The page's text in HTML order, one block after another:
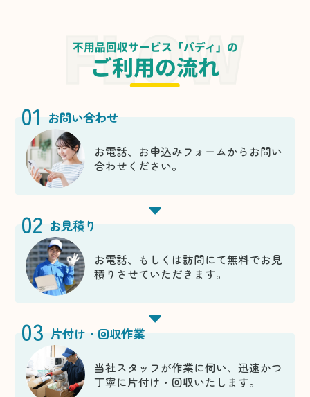
不用品回収サービス「バディ」の
ご利用の流れ
01 お問い合わせ
お電話、お申込みフォームからお問い
合わせください。
02 お見積り
お電話、もしくは訪問にて無料でお見
積りさせていただきます。
03 片付け・回収作業
当社スタッフが作業に伺い、迅速かつ
丁寧に片付け・回収いたします。